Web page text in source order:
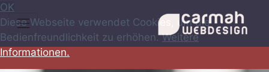
OK
Diese Webseite verwendet Cookies, um die
Bedienfreundlichkeit zu erhöhen.Weitere
Informationen.